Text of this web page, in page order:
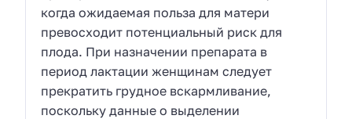
когда ожидаемая польза для матери
превосходит потенциальный риск для
плода. При назначении препарата в
период лактации женщинам следует
прекратить грудное вскармливание,
поскольку данные о выделении